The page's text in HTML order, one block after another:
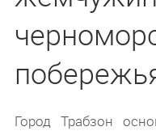
Город Трабзон